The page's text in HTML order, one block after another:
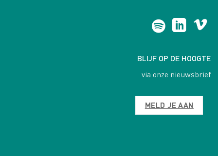
BLIJF OP DE HOOGTE
via onze nieuwsbrief
MELD JE AAN